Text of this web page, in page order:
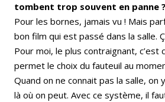
tombent trop souvent en panne ?
Pour les bornes, jamais vu ! Mais
bon film qui est passé dans la salle.
Pour moi, le plus contraignant, c’est
permet le choix du fauteuil au
Quand on ne connait pas la salle,
là où on peut. Avec ce système, il